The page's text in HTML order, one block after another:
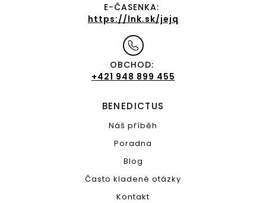
E-ČASENKA:
https://lnk.sk/jejq
OBCHOD:
+421 948 899 455
BENEDICTUS
Náš příběh
Poradna
Blog
Často kladené otázky
Kontakt